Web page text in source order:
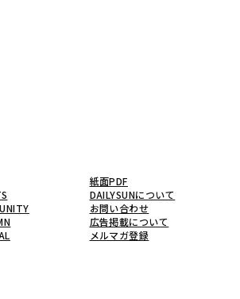
紙面PDF
DAILYSUNについて
お問い合わせ
広告掲載について
メルマガ登録